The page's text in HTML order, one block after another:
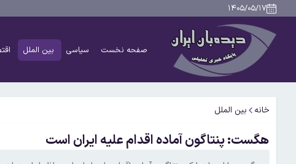
۱۴۰۵/۰۵/۱۷
صفحه نخست سیاسی بین الملل
خانه بین الملل
هگست: پنتاگون آماده اقدام علیه ایران است